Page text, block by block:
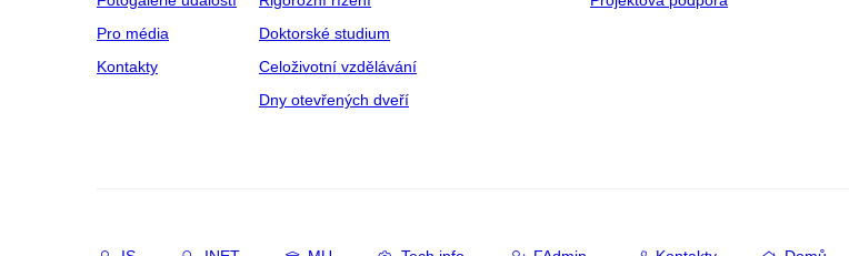
Pro média
Kontakty
Doktorské studium
Celoživotní vzdělávání
Dny otevřených dveří